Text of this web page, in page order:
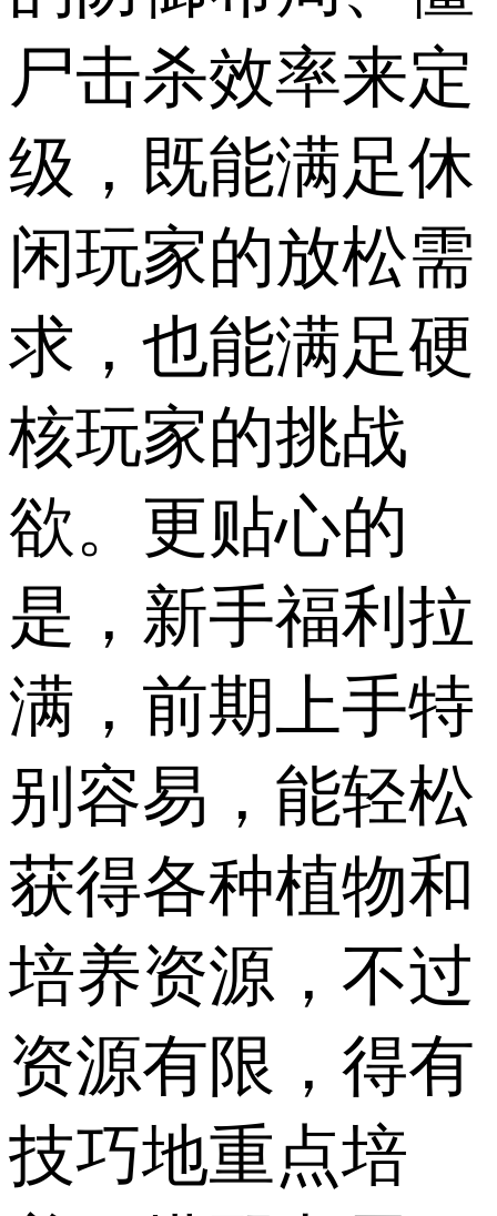
尸击杀效率来定
级，既能满足休
闲玩家的放松需
求，也能满足硬
核玩家的挑战
欲。更贴心的
是，新手福利拉
满，前期上手特
别容易，能轻松
获得各种植物和
培养资源，不过
资源有限，得有
技巧地重点培